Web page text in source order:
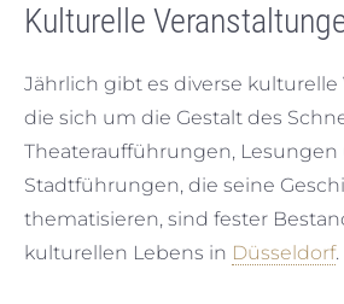
Kulturelle
Jährlich gibt es diverse kulturelle
die sich um die Gestalt des
Theateraufführungen, Lesungen
Stadtführungen, die seine
thematisieren, sind fester
kulturellen Lebens in Düsseldorf.